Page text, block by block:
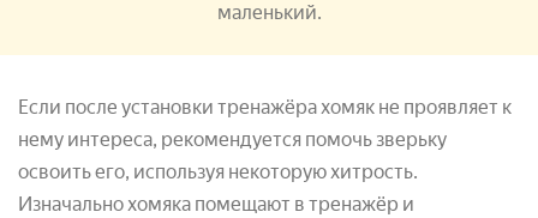
маленький.
Если после установки тренажёра хомяк не проявляет к
нему интереса, рекомендуется помочь зверьку
освоить его, используя некоторую хитрость.
Изначально хомяка помещают в тренажёр и